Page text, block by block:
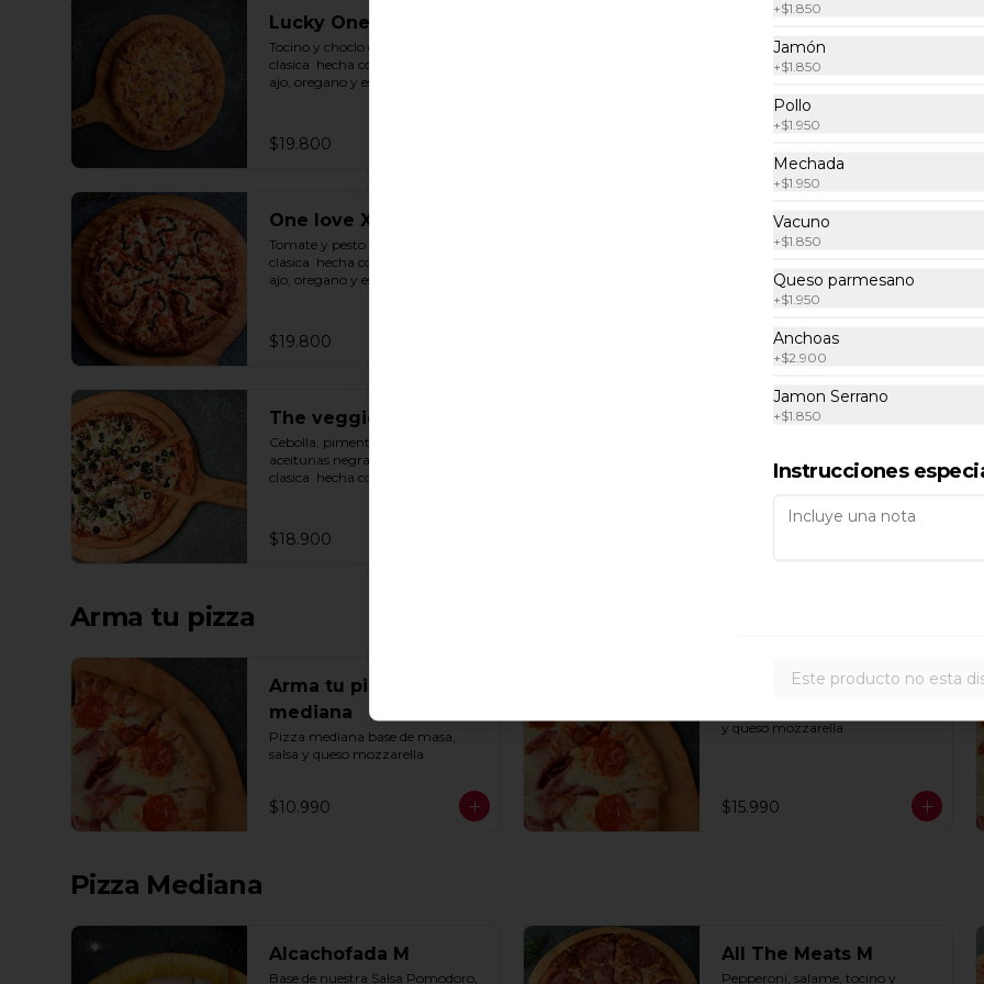
Lucky One XL
Tocino y choclo con base de salsa
clasica  hecha con tomate natural,
ajo, oregano y especias.
$19.800
Men's Place XL
Pepperoni y tocino con base de
exquisita salsa premium hecha
One love XL
Tomate y pesto con base de salsa
clasica  hecha con tomate natural,
ajo, oregano y especias.
$19.800
Rustic place XL
Jamón serrano, Rucula y queso
salsa premium hecha con queso
parmesano, tocino y puerro.
$21.000
The veggie one XL
Cebolla, pimenton, champiñon y
aceitunas negras con base de salsa
clasica  hecha con tomate natural,
$18.900
Tropical one XL
clasica  hecha con tomate natural,
ajo, oregano y especias.
Arma tu pizza
Arma tu pizza
mediana
Pizza mediana base de masa,
salsa y queso mozzarella
$10.990
Arma tu pizza familiar
y queso mozzarella
$15.990
Pizza Mediana
Alcachofada M
Base de nuestra Salsa Pomodoro,
All The Meats M
Pepperoni, salame, tocino y
+$1.850
Jamón
+$1.850
Pollo
+$1.950
Mechada
+$1.950
Vacuno
+$1.850
Queso parmesano
+$1.950
Anchoas
+$2.900
Jamon Serrano
+$1.850
Instrucciones
Este producto no esta